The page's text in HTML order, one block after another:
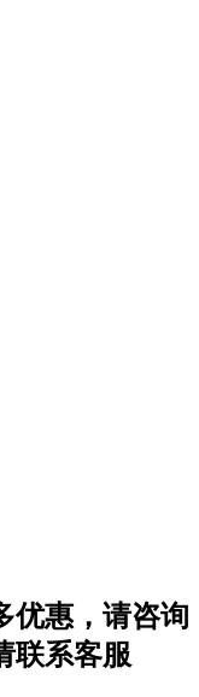
优惠，请咨询
联系客服